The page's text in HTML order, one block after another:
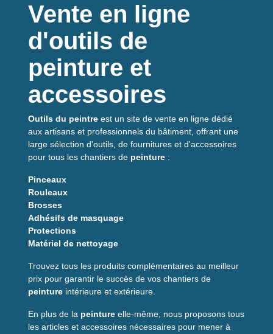
limiter l’encrassement des joints.
Bénéfices clients
✅Étanchéité optimale
des joints PVC
✅Finition propre et discrète
Protection durablecontre l’eau
✅Applicationprécise avec buse A
✅Limite l’encrassementdes joints
Caractéristiques
Type :
Buse :
buse A pour joints serrés
Rendement : environ
Application : injection dans le joint
Supports compatibles
Ce
revêtements suivants :
Vente en ligne
d'outils de
peinture et
accessoires
Outils du peintre est un site de vente en ligne dédié
aux artisans et professionnels du bâtiment, offrant une
large sélection d'outils, de fournitures et d'accessoires
pour tous les chantiers de peinture :
Pinceaux
Rouleaux
Brosses
Adhésifs de masquage
Protections
Matériel de nettoyage
Trouvez tous les produits complémentaires au meilleur
prix pour garantir le succès de vos chantiers de
peinture intérieure et extérieure.
En plus de la peinture elle-même, nous proposons tous
les articles et accessoires nécessaires pour mener à